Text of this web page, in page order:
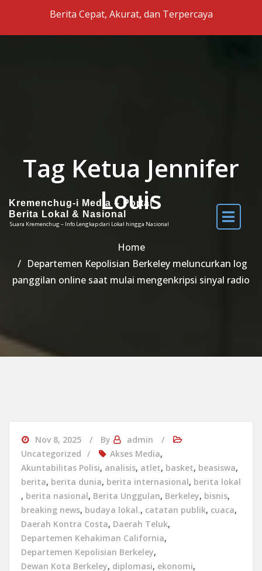
Skip to the contentBerita Cepat, Akurat, dan Terpercaya
Kremenchug-i Media – Portal
Berita Lokal & Nasional
Suara Kremenchug – Info Lengkap dari Lokal hingga Nasional
Tag Ketua Jennifer
Louis
Home
Departemen Kepolisian Berkeley meluncurkan log
panggilan online saat mulai mengenkripsi sinyal radio
Nov 8, 2025 By
admin
Uncategorized
Akses Media,
Akuntabilitas Polisi, analisis, atlet, basket, beasiswa,
berita, berita dunia, berita internasional, berita lokal
, berita nasional, Berita Unggulan, Berkeley, bisnis,
breaking news, budaya lokal., catatan publik, cuaca,
Daerah Kontra Costa, Daerah Teluk,
Departemen Kehakiman California,
Departemen Kepolisian Berkeley,
Dewan Kota Berkeley, diplomasi, ekonomi,